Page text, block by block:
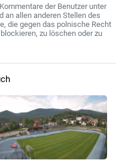
der Benutzer unter
an allen anderen Stellen des
die gegen das polnische Recht
zu löschen oder zu